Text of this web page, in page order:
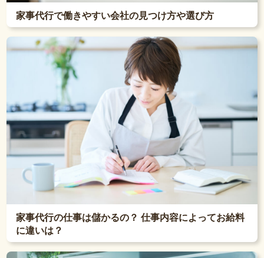
家事代行で働きやすい会社の見つけ方や選び方
家事代行の仕事は儲かるの？ 仕事内容によってお給料
に違いは？